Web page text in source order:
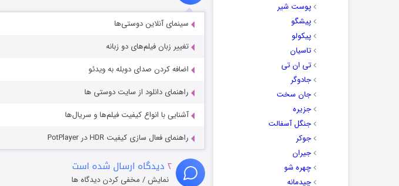
پوست شیر
پیشگو
پیکولو
تاسیان
تی ان تی
جادوگر
جان سخت
جزیره
جنگل آسفالت
جوکر
جیران
چهره شو
چیدمانه
سینمای آنلاین دوستی‌ها
تغییر زبان فیلم‌های دو زبانه
اضافه کردن صدای دوبله به ویدئو
راهنمای دانلود از سایت دوستی ها
آشنایی با انواع کیفیت فیلم‌ها و سریال‌ها
راهنمای فعال سازی کیفیت HDR در PotPlayer
۲ دیدگاه ارسال شده است
نمایش / مخفی کردن دیدگاه ها